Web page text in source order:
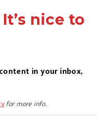
nice to
in your inbox,
for more info.